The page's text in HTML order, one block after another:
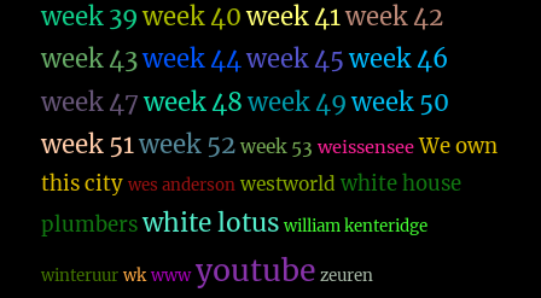
week 39 week 40 week 41week 42
week 43week 44week 45 week 46
week 47 week 48 week 49 week 50
week 51week 52 week 53 weissensee We own
this city wes anderson westworld white house
plumbers white lotus william kenteridge
winteruur wk www youtube zeuren